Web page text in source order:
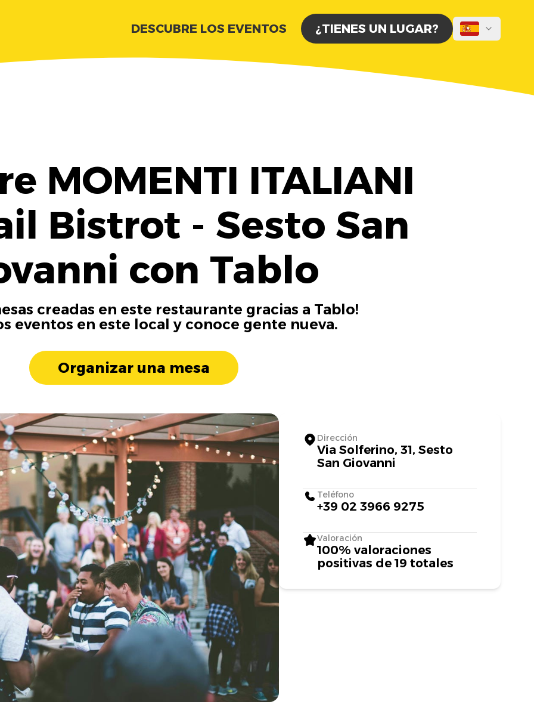
DESCUBRE LOS EVENTOS ¿TIENES UN LUGAR?
MOMENTI ITALIANI
Bistrot - Sesto San
con Tablo
creadas en este restaurante gracias a Tablo!
eventos en este local y conoce gente nueva.
Organizar una mesa
Dirección
Via Solferino, 31, Sesto
San Giovanni
Teléfono
+39 02 3966 9275
Valoración
100% valoraciones
positivas de 19 totales